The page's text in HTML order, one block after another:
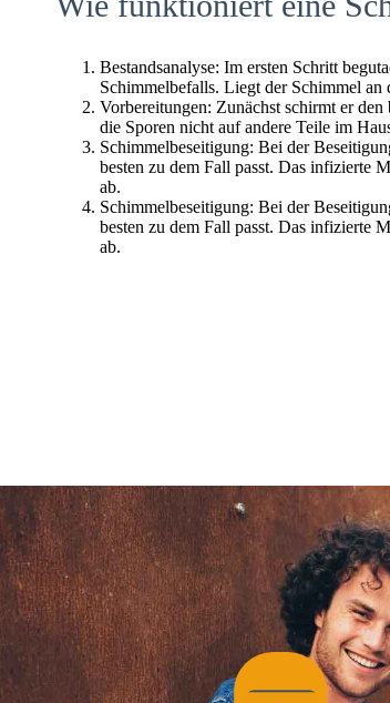
Bestandsanalyse: Im ersten Schritt
Schimmelbefalls. Liegt der Schimmel
Vorbereitungen: Zunächst schirmt er
die Sporen nicht auf andere Teile im
Schimmelbeseitigung: Bei der
besten zu dem Fall passt. Das infizierte
ab.
Schimmelbeseitigung: Bei der
besten zu dem Fall passt. Das infizierte
ab.